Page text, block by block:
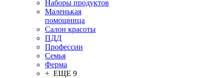
Наборы продуктов
Маленькая
помощница
Салон красоты
ПДД
Профессии
Семья
Ферма
+ ЕЩЕ 9